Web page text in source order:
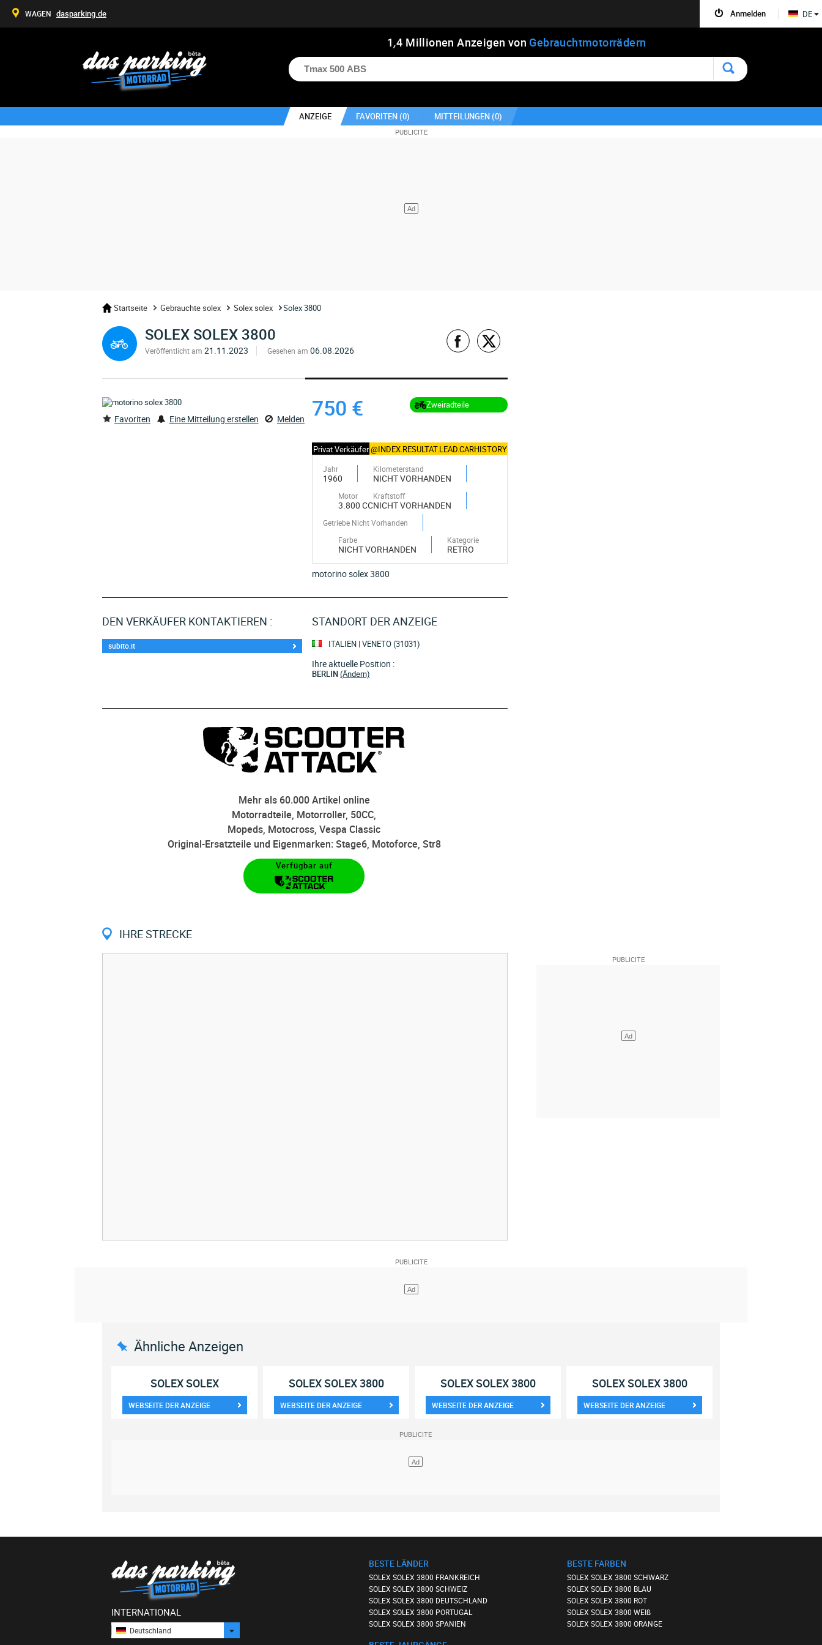
1,4 Millionen Anzeigen von Gebrauchtmotorrädern
ANZEIGE FAVORITEN (0) MITTEILUNGEN (0)
Startseite Gebrauchte solex Solex solex Solex 3800
SOLEX SOLEX 3800
Veröffentlicht am 21.11.2023 Gesehen am 06.08.2026
Favoriten Eine Mitteilung erstellen Melden 750 € Zweiradteile
Privat Verkäufer@INDEX.RESULTAT.LEAD.CARHISTORY
Jahr
1960
Kilometerstand
NICHT VORHANDEN
Motor
3.800 CC
Kraftstoff
NICHT VORHANDEN
Getriebe Nicht Vorhanden
Farbe
NICHT VORHANDEN
Kategorie
RETRO
motorino solex 3800
DEN VERKÄUFER KONTAKTIEREN :
subito.it
STANDORT DER ANZEIGE
ITALIEN | VENETO (31031)
Ihre aktuelle Position :
BERLIN(Ändern)
Mehr als 60.000 Artikel online
Motorradteile, Motorroller, 50CC,
Mopeds, Motocross, Vespa Classic
Original-Ersatzteile und Eigenmarken: Stage6, Motoforce, Str8
Verfügbar auf
IHRE STRECKE
Ähnliche Anzeigen
SOLEX SOLEX
WEBSEITE DER ANZEIGE
SOLEX SOLEX 3800
WEBSEITE DER ANZEIGE
SOLEX SOLEX 3800
WEBSEITE DER ANZEIGE
SOLEX SOLEX 3800
WEBSEITE DER ANZEIGE
INTERNATIONAL
Deutschland
BESTE LÄNDER
SOLEX SOLEX 3800 FRANKREICH
SOLEX SOLEX 3800 SCHWEIZ
SOLEX SOLEX 3800 DEUTSCHLAND
SOLEX SOLEX 3800 PORTUGAL
SOLEX SOLEX 3800 SPANIEN
BESTE FARBEN
SOLEX SOLEX 3800 SCHWARZ
SOLEX SOLEX 3800 BLAU
SOLEX SOLEX 3800 ROT
SOLEX SOLEX 3800 WEIß
SOLEX SOLEX 3800 ORANGE
Anmelden
WAGEN dasparking.de DE